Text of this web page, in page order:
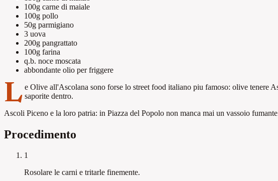
100g carne di maiale
100g pollo
50g parmigiano
3 uova
200g pangrattato
100g farina
q.b. noce moscata
abbondante olio per friggere
L e Olive all'Ascolana sono forse lo street food italiano piu famoso: olive tenere
saporite dentro.
Ascoli Piceno e la loro patria: in Piazza del Popolo non manca mai un vassoio
Procedimento
1
Rosolare le carni e tritarle finemente.